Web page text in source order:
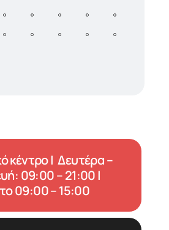
κέντρο | Δευτέρα –
09:00 – 21:00 |
09:00 – 15:00